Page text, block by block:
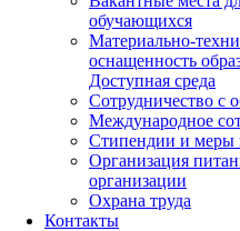
обучающихся
Материально-
оснащенность
Доступная среда
Сотрудничество с
Международное
Стипендии и меры
Организация
организации
Охрана труда
Контакты